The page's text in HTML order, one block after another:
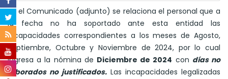
En el Comunicado (adjunto) se relaciona el personal que a
la fecha no ha soportado ante esta entidad las
incapacidades correspondientes a los meses de Agosto,
Septiembre, Octubre y Noviembre de 2024, por lo cual
ingresa a la nómina de Diciembre de 2024 con días no
laborados no justificados. Las incapacidades legalizadas